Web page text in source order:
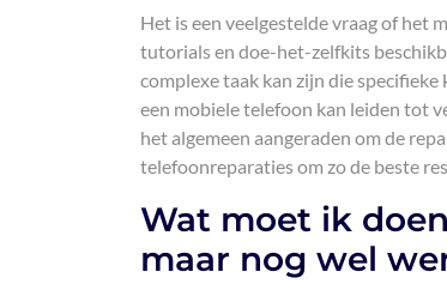
Het is een veelgestelde vraag of het
tutorials en doe-het-zelfkits
complexe taak kan zijn die
een mobiele telefoon kan leiden tot
het algemeen aangeraden om de
telefoonreparaties om zo de beste
Wat moet ik
maar nog wel